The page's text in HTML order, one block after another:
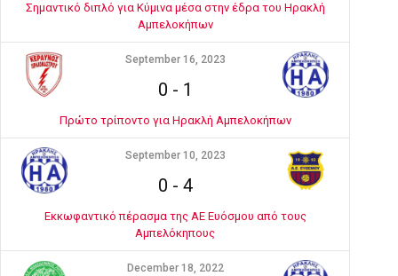
Σημαντικό διπλό για Κύμινα μέσα στην έδρα του Ηρακλή
Αμπελοκήπων
September 16, 2023
0 - 1
Πρώτο τρίποντο για Ηρακλή Αμπελοκήπων
September 10, 2023
0 - 4
Εκκωφαντικό πέρασμα της ΑΕ Ευόσμου από τους
Αμπελόκηπους
December 18, 2022